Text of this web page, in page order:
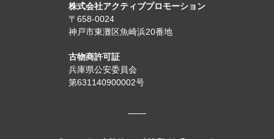
株式会社アクティブプロモーション
〒658-0024
神戸市東灘区魚崎浜20番地
古物商許可証
兵庫県公安委員会
第631140900002号